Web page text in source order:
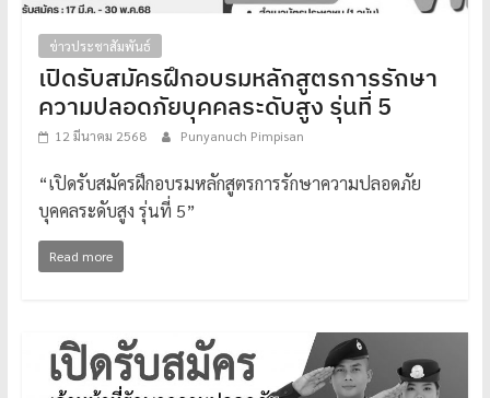
ข่าวประชาสัมพันธ์
เปิดรับสมัครฝึกอบรมหลักสูตรการรักษา
ความปลอดภัยบุคคลระดับสูง รุ่นที่ 5
12 มีนาคม 2568 Punyanuch Pimpisan
“เปิดรับสมัครฝึกอบรมหลักสูตรการรักษาความปลอดภัย
บุคคลระดับสูง รุ่นที่ 5”
Read more